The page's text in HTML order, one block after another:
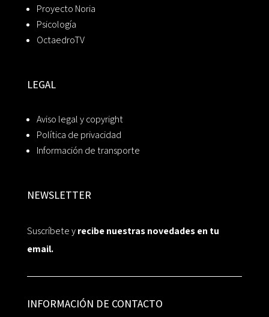
Proyecto Noria
Psicología
OctaedroTV
LEGAL
Aviso legal y copyright
Política de privacidad
Información de transporte
NEWSLETTER
Suscríbete yrecibe nuestras novedades en tu
email.
INFORMACIÓN DE CONTACTO